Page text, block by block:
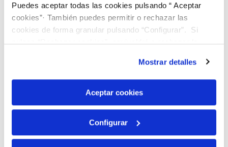
Puedes aceptar todas las cookies pulsando “ Aceptar
cookies”· También puedes permitir o rechazar las
cookies de forma granular pulsando “Configurar”. Si
pulsas “Rechazar cookies”, equivaldrá a rechazar la
son indispensables para que el sitio web funcione y que
por tanto no se pueden desactivar. Puedes consultar
más información en nuestraPolítica de Cookies
Mostrar detalles
Aceptar cookies
Configurar
AÑADIR AL CARRITO